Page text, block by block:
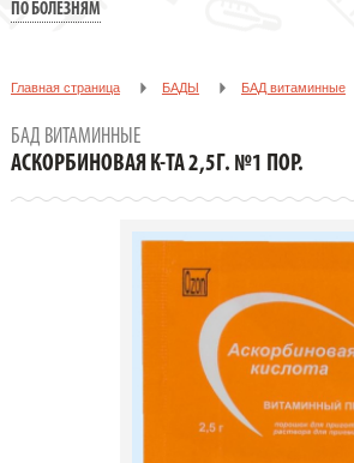
ПО БОЛЕЗНЯМ
Главная страница БАДЫ БАД витаминные
БАД ВИТАМИННЫЕ
АСКОРБИНОВАЯ К-ТА 2,5Г. №1 ПОР.